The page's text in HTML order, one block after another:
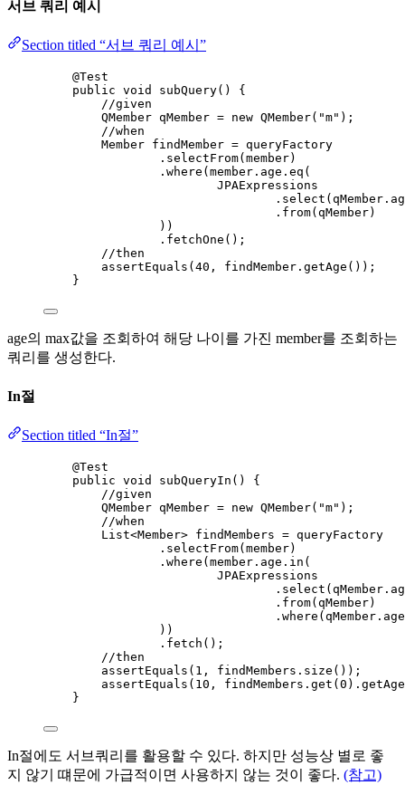
서브 쿼리 예시
Section titled “서브 쿼리 예시”
@Test
public void subQuery()
{
//given
QMember qMember = new QMember( "m" ) ;
//when
Member findMember = queryFactory
. selectFrom( member)
. where ( member . age . eq (
JPAExpressions
. select ( qMember .
. from( qMember)
))
. fetchOne () ;
//then
assertEquals ( 40 , findMember .getAge ()) ;
}
age의 max값을 조회하여 해당 나이를 가진 member를 조회하는
쿼리를 생성한다.
In절
Section titled “In절”
@Test
public void subQueryIn ()
{
//given
QMember qMember = new QMember( "m" ) ;
//when
List<Member> findMembers = queryFactory
. selectFrom( member)
. where ( member . age . in (
JPAExpressions
. select ( qMember .
. from( qMember)
. where ( qMember . age
))
. fetch () ;
//then
assertEquals ( 1 , findMembers .size ()) ;
assertEquals ( 10 , findMembers .get ( 0 ) .getAge
}
In절에도 서브쿼리를 활용할 수 있다. 하지만 성능상 별로 좋
지 않기 떄문에 가급적이면 사용하지 않는 것이 좋다. (참고)